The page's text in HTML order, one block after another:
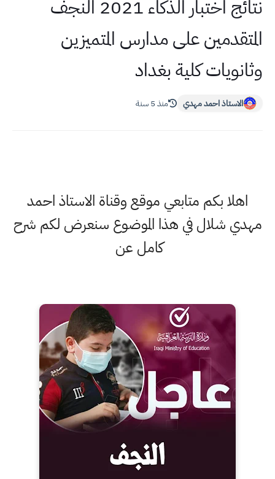
نتائج اختبار الذكاء 2021 النجف
المتقدمين على مدارس المتميزين
وثانويات كلية بغداد
الاستاذ احمد مهدي منذ 5 سنة
اهلا بكم متابعي موقع وقناة الاستاذ احمد
مهدي شلال في هذا الموضوع سنعرض لكم شرح
كامل عن